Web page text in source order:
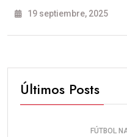
19 septiembre, 2025
Últimos Posts
FÚTBOL